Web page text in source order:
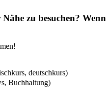
zu besuchen?
deutschkurs)
Buchhaltung)